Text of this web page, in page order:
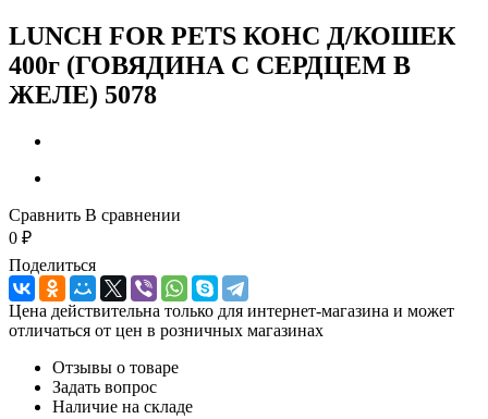
LUNCH FOR PETS КОНС Д/КОШЕК
400г (ГОВЯДИНА С СЕРДЦЕМ В
ЖЕЛЕ) 5078
Сравнить В сравнении
0 ₽
Поделиться
Цена действительна только для интернет-магазина и может
отличаться от цен в розничных магазинах
Отзывы о товаре
Задать вопрос
Наличие на складе